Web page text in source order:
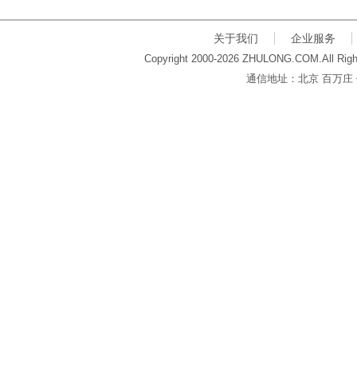
关于我们 企业服务
Copyright 2000-2026 ZHULONG.COM.All
通信地址：北京 百万